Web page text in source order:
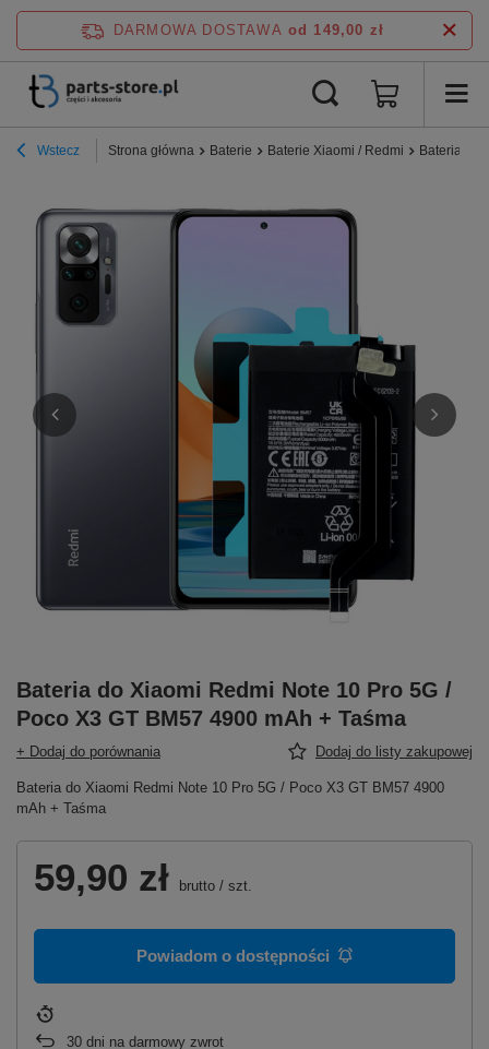
DARMOWA DOSTAWA od 149,00 zł
Wstecz Strona główna Baterie Baterie Xiaomi / Redmi Bateria do
Bateria do Xiaomi Redmi Note 10 Pro 5G /
Poco X3 GT BM57 4900 mAh + Taśma
+ Dodaj do porównania Dodaj do listy zakupowej
Bateria do Xiaomi Redmi Note 10 Pro 5G / Poco X3 GT BM57 4900
mAh + Taśma
59,90 zł brutto / szt.
Powiadom o dostępności
30 dni na darmowy zwrot